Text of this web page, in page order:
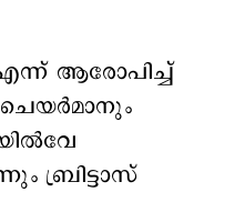
ആരോപിച്ച്
ബ്രിട്ടാസ്